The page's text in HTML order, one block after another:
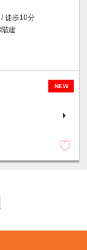
/ 徒歩10分
建
NEW